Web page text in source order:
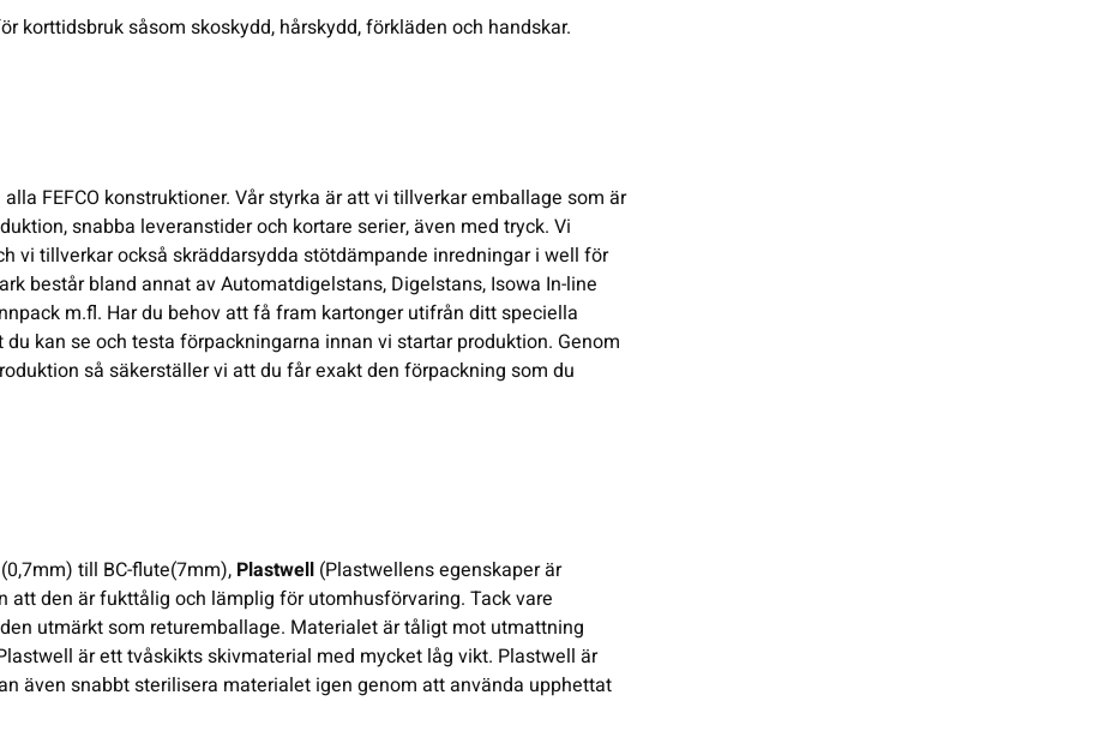
korttidsbruk såsom skoskydd, hårskydd, förkläden och handskar.
alla FEFCO konstruktioner. Vår styrka är att vi tillverkar emballage som är
snabba leveranstider och kortare serier, även med tryck. Vi
vi tillverkar också skräddarsydda stötdämpande inredningar i well för
består bland annat avAutomatdigelstans, Digelstans, Isowa In-line
m.fl. Har du behov att få fram kartonger utifrån ditt speciella
kan se och testa förpackningarna innan vi startar produktion. Genom
så säkerställer vi att du får exakt den förpackning som du
till BC-flute(7mm), Plastwell (Plastwellens egenskaper är
den är fukttålig och lämplig för utomhusförvaring. Tack vare
utmärkt som returemballage. Materialet är tåligt mot utmattning
är ett tvåskikts skivmaterial med mycket låg vikt. Plastwell är
även snabbt sterilisera materialet igen genom att använda upphettat